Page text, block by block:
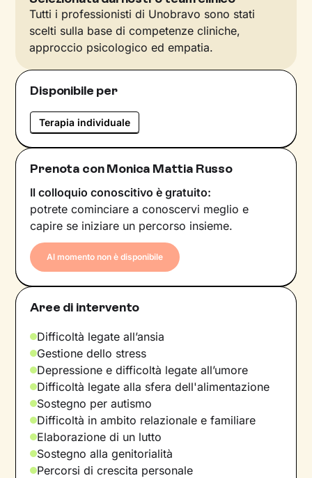
Tutti i professionisti di Unobravo sono stati
scelti sulla base di competenze cliniche,
approccio psicologico ed empatia.
Disponibile per
Terapia individuale
Prenota con Monica Mattia Russo
Il colloquio conoscitivo è gratuito:
potrete cominciare a conoscervi meglio e
capire se iniziare un percorso insieme.
Al momento non è disponibile
Aree di intervento
Difficoltà legate all’ansia
Gestione dello stress
Depressione e difficoltà legate all’umore
Difficoltà legate alla sfera dell'alimentazione
Sostegno per autismo
Difficoltà in ambito relazionale e familiare
Elaborazione di un lutto
Sostegno alla genitorialità
Percorsi di crescita personale